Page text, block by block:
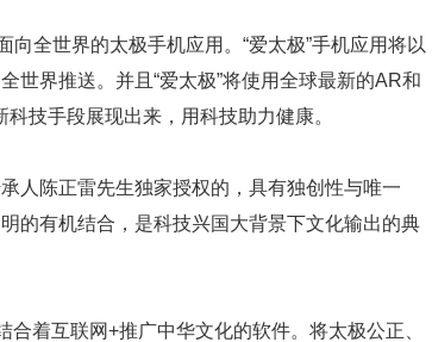
向全世界的太极手机应用。“爱太极”手机应用将以
世界推送。并且“爱太极”将使用全球最新的AR和
技手段展现出来，用科技助力健康。
人陈正雷先生独家授权的，具有独创性与唯一
的有机结合，是科技兴国大背景下文化输出的典
合着互联网+推广中华文化的软件。将太极公正、